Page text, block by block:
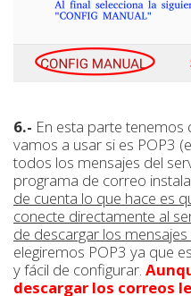
6.- En esta parte
vamos a usar si es POP3
todos los mensajes del
programa de correo
de cuenta lo que hace es
conecte directamente al
de descargar los
elegiremos POP3 ya que
y fácil de configurar.
descargar los correos